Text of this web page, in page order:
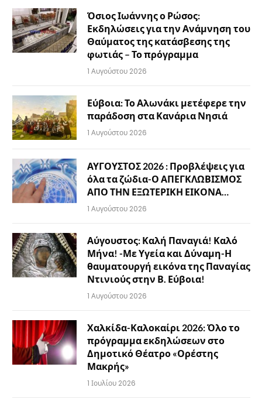
Όσιος Ιωάννης ο Ρώσος:
Εκδηλώσεις για την Ανάμνηση του
Θαύματος της κατάσβεσης της
φωτιάς – Το πρόγραμμα
1 Αυγούστου 2026
Εύβοια: Το Αλωνάκι μετέφερε την
παράδοση στα Κανάρια Νησιά
1 Αυγούστου 2026
ΑΥΓΟΥΣΤΟΣ 2026 : Προβλέψεις για
όλα τα ζώδια-Ο ΑΠΕΓΚΛΩΒΙΣΜΟΣ
ΑΠΟ ΤΗΝ ΕΞΩΤΕΡΙΚΗ ΕΙΚΟΝΑ…
1 Αυγούστου 2026
Αύγουστος: Καλή Παναγιά! Καλό
Μήνα! -Με Υγεία και Δύναμη-Η
θαυματουργή εικόνα της Παναγίας
Ντινιούς στην Β. Εύβοια!
1 Αυγούστου 2026
Χαλκίδα-Καλοκαίρι 2026: Όλο το
πρόγραμμα εκδηλώσεων στο
Δημοτικό Θέατρο «Ορέστης
Μακρής»
1 Ιουλίου 2026